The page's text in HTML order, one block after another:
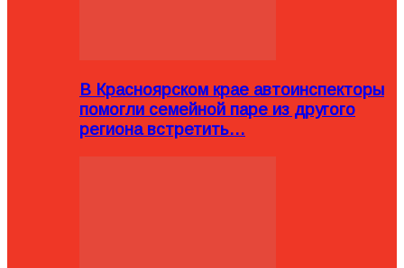
В Красноярском крае автоинспекторы
помогли семейной паре из другого
региона встретить…